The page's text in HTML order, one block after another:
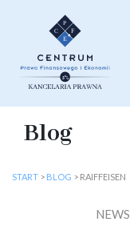
Blog
START > BLOG > RAIFFEISEN
NEWS